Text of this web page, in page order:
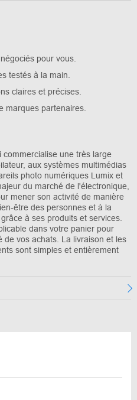
pour vous.
testés à la main.
claires et précises.
marques partenaires.
une très large
aux systèmes multimédias
photo numériques Lumix et
du marché de l'électronique,
mener son activité de manière
être des personnes et à la
à ses produits et services.
dans votre panier pour
de vos achats. La livraison et les
sont simples et entièrement